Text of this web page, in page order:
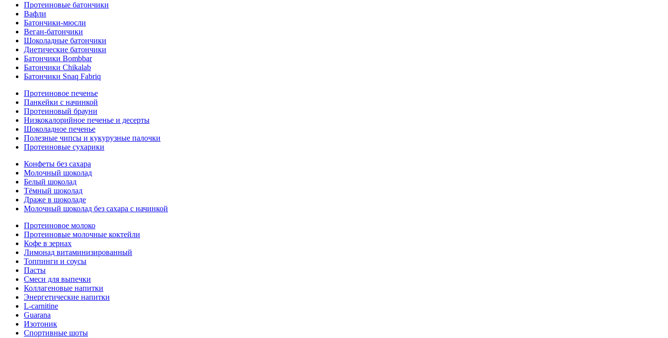
Протеиновые батончики
Вафли
Батончики-мюсли
Веган-батончики
Шоколадные батончики
Диетические батончики
Батончики Bombbar
Батончики Chikalab
Батончики Snaq Fabriq
Протеиновое печенье
Панкейки с начинкой
Протеиновый брауни
Низкокалорийное печенье и десерты
Шоколадное печенье
Полезные чипсы и кукурузные палочки
Протеиновые сухарики
Конфеты без сахара
Молочный шоколад
Белый шоколад
Тёмный шоколад
Драже в шоколаде
Молочный шоколад без сахара с начинкой
Протеиновое молоко
Протеиновые молочные коктейли
Кофе в зернах
Лимонад витаминизированный
Топпинги и соусы
Пасты
Смеси для выпечки
Коллагеновые напитки
Энергетические напитки
L-carnitine
Guarana
Изотоник
Спортивные шоты